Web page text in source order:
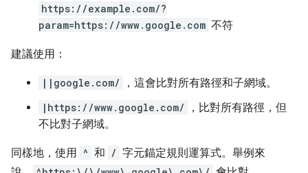
https://example.com/?
param=https://www.google.com 不符
建議使用：
||google.com/ ，這會比對所有路徑和子網域。
|https://www.google.com/
，比對所有路徑，但
不比對子網域。
同樣地，使用 ^ 和 / 字元錨定規則運算式。舉例來